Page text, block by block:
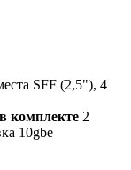
SFF (2,5"), 4
комплекте 2
10gbe